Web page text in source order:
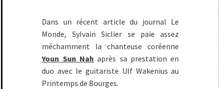
Dans un récent article du journal Le
Monde, Sylvain Siclier se paie assez
méchamment la chanteuse coréenne
Youn Sun Nah après sa prestation en
duo avec le guitariste Ulf Wakenius au
Printemps de Bourges.